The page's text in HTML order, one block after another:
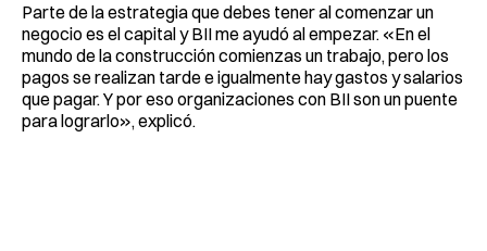
Parte de la estrategia que debes tener al comenzar un
negocio es el capital y BII me ayudó al empezar. «En el
mundo de la construcción comienzas un trabajo, pero los
pagos se realizan tarde e igualmente hay gastos y salarios
que pagar. Y por eso organizaciones con BII son un puente
para lograrlo», explicó.